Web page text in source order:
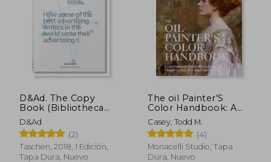
45% 45%
dcto. $
D&Ad. The Copy
Book (Bibliotheca
Universalis) (en
Inglés)
D&ad
(2)
Taschen, 2018, 1 Edición,
Tapa Dura, Nuevo
The oil Painter'S
Color Handbook: A
Contemporary Guide
to Color Mixing,
Pigments, Palettes,
and Harmony (en
Inglés)
Casey, Todd M.
(4)
Monacelli Studio, Tapa
Dura, Nuevo